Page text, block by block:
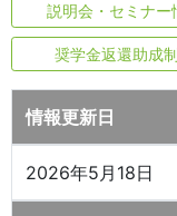
説明会・セミナー
奨学金返還助成
情報更新日
2026年5月18日